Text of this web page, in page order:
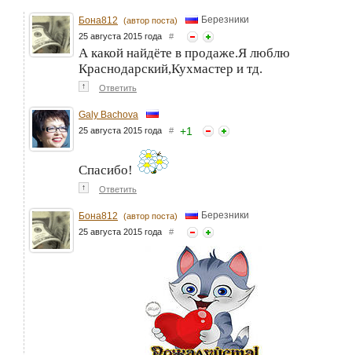
Бона812 (автор поста) Березники
25 августа 2015 года #
А какой найдёте в продаже.Я люблю
Краснодарский,Кухмастер и тд.
↑ Ответить
Galy Bachova
25 августа 2015 года # +1
Спасибо!
↑ Ответить
Бона812 (автор поста) Березники
25 августа 2015 года #